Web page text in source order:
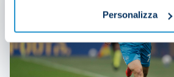
Personalizza